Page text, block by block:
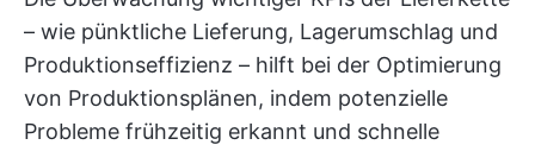
– wie pünktliche Lieferung, Lagerumschlag und
Produktionseffizienz – hilft bei der Optimierung
von Produktionsplänen, indem potenzielle
Probleme frühzeitig erkannt und schnelle